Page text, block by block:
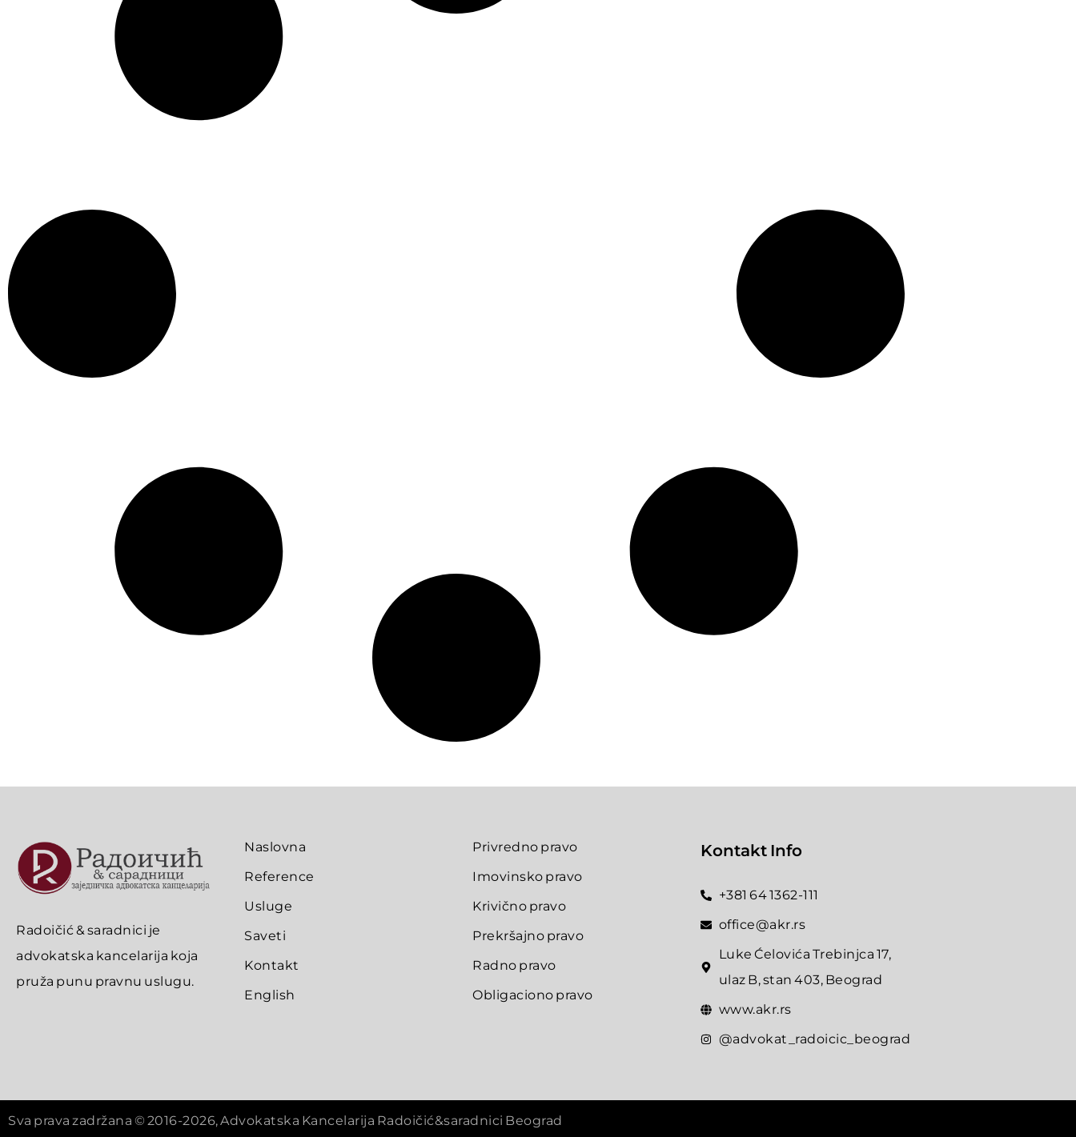
Radoičić & saradnici je
advokatska kancelarija koja
pruža punu pravnu uslugu.
Naslovna
Reference
Usluge
Saveti
Kontakt
English
Privredno pravo
Imovinsko pravo
Krivično pravo
Prekršajno pravo
Radno pravo
Obligaciono pravo
Kontakt Info
+381 64 1362-111
office@akr.rs
Luke Ćelovića Trebinjca 17,
ulaz B, stan 403, Beograd
www.akr.rs
@advokat_radoicic_beograd
Sva prava zadržana © 2016-2026, Advokatska Kancelarija Radoičić&saradnici Beograd